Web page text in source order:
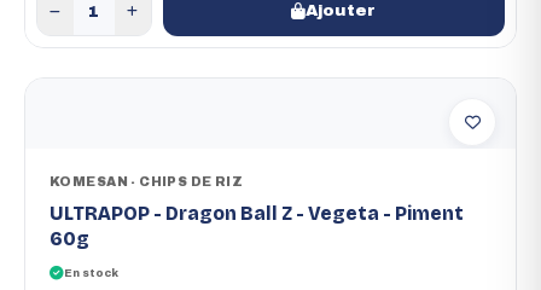
Ajouter
KOMESAN - CHIPS DE RIZ
ULTRAPOP - Dragon Ball Z - Vegeta - Piment
60g
En stock